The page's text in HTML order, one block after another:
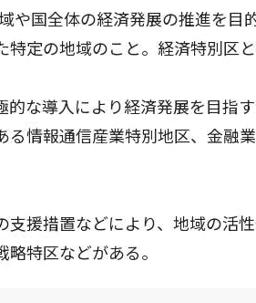
や国全体の経済発展の推進を目
定の地域のこと。経済特別区と
な導入により経済発展を目指
情報通信産業特別地区、金融
援措置などにより、地域の活
特区などがある。